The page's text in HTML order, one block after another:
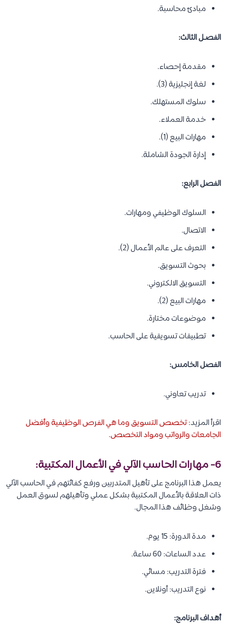
مبادئ محاسبة.
الفصـل الثالث:
مقدمة إحصاء.
لغة إنجليزية (3).
سلوك المستهلك.
خدمة العملاء.
مهارات البيع (1).
إدارة الجودة الشاملة.
الفصل الرابع:
السلوك الوظيفي ومهارات.
الاتصال.
التعرف على عالم الأعمال (2).
بحوث التسويق.
التسويق الالكتروني.
مهارات البيع (2).
موضوعات مختارة.
تطبيقات تسويقية على الحاسب.
الفصل الخامس:
تدريب تعاوني.
اقرأ المزيد:تخصص التسويق وما هي الفرص الوظيفية وأفضل
الجامعات والرواتب ومواد التخصص.
6- مهارات الحاسب الآلي في الأعمال المكتبية:
يعمل هذا البرنامج على تأهيل المتدربين ورفع كفائتهم في الحاسب الآلي
ذات العلاقة بالأعمال المكتبية بشكل عملي وتأهيلهم لسوق العمل
وشغل وظائف هذا المجال.
مدة الدورة: 15 يوم.
عدد الساعات: 60 ساعة.
فترة التدريب: مسائي.
نوع التدريب: أونلاين.
أهداف البرنامج: